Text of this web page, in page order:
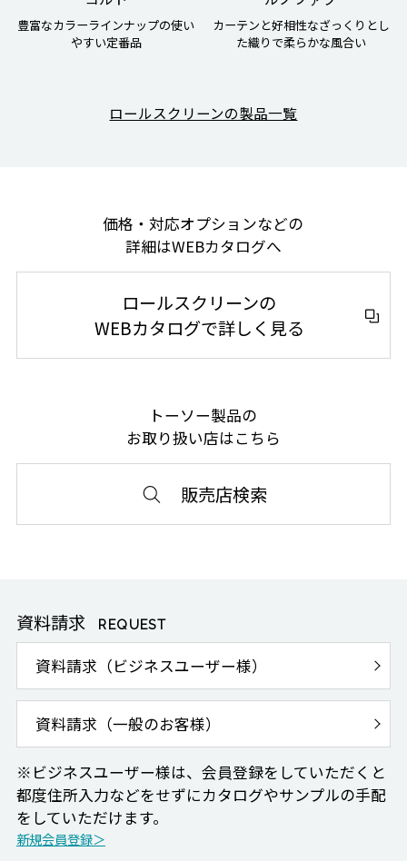
豊富なカラーラインナップの使い
やすい定番品
カーテンと好相性なざっくりとし
た織りで柔らかな風合い
ロールスクリーンの製品一覧
価格・対応オプションなどの
詳細はWEBカタログへ
ロールスクリーンの
WEBカタログで詳しく見る
トーソー製品の
お取り扱い店はこちら
販売店検索
資料請求 REQUEST
資料請求（ビジネスユーザー様）
資料請求（一般のお客様）
※ビジネスユーザー様は、会員登録をしていただくと
都度住所入力などをせずにカタログやサンプルの手配
をしていただけます。
新規会員登録＞